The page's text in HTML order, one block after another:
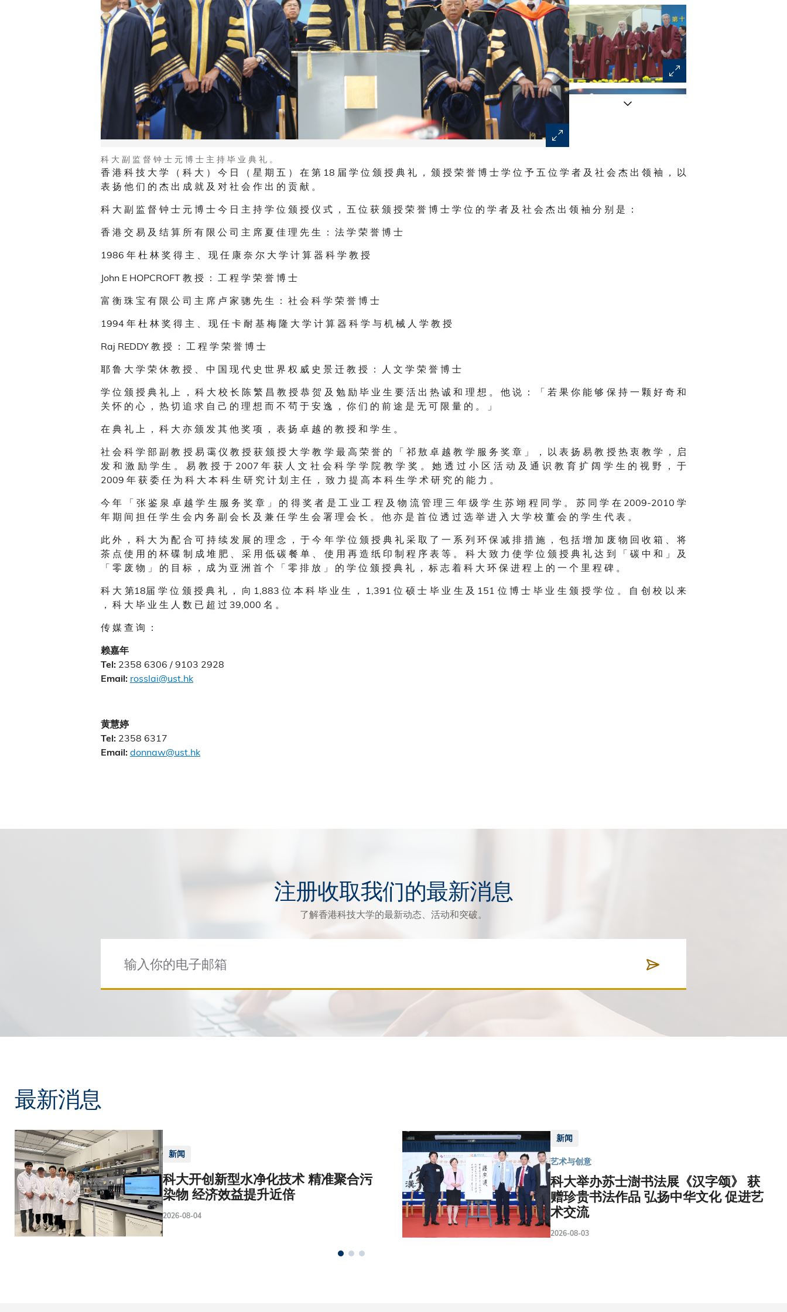
科 大 副 监 督 钟 士 元 博 士 主 持 毕 业 典 礼 。
香 港 科 技 大 学 （ 科 大 ） 今 日 （ 星 期 五 ） 在 第 18 届 学 位 颁 授 典 礼 ， 颁 授 荣 誉 博 士 学 位 予 五 位 学 者 及 社 会 杰 出 领 袖 ， 以
表 扬 他 们 的 杰 出 成 就 及 对 社 会 作 出 的 贡 献 。
科 大 副 监 督 钟 士 元 博 士 今 日 主 持 学 位 颁 授 仪 式 ， 五 位 获 颁 授 荣 誉 博 士 学 位 的 学 者 及 社 会 杰 出 领 袖 分 别 是 ：
香 港 交 易 及 结 算 所 有 限 公 司 主 席 夏 佳 理 先 生 ： 法 学 荣 誉 博 士
1986 年 杜 林 奖 得 主 、 现 任 康 奈 尔 大 学 计 算 器 科 学 教 授
John E HOPCROFT 教 授 ： 工 程 学 荣 誉 博 士
富 衡 珠 宝 有 限 公 司 主 席 卢 家 骢 先 生 ： 社 会 科 学 荣 誉 博 士
1994 年 杜 林 奖 得 主 、 现 任 卡 耐 基 梅 隆 大 学 计 算 器 科 学 与 机 械 人 学 教 授
Raj REDDY 教 授 ： 工 程 学 荣 誉 博 士
耶 鲁 大 学 荣 休 教 授 、 中 国 现 代 史 世 界 权 威 史 景 迁 教 授 ： 人 文 学 荣 誉 博 士
学 位 颁 授 典 礼 上 ， 科 大 校 长 陈 繁 昌 教 授 恭 贺 及 勉 励 毕 业 生 要 活 出 热 诚 和 理 想 。 他 说 ： 「 若 果 你 能 够 保 持 一 颗 好 奇 和
关 怀 的 心 ， 热 切 追 求 自 己 的 理 想 而 不 茍 于 安 逸 ， 你 们 的 前 途 是 无 可 限 量 的 。 」
在 典 礼 上 ， 科 大 亦 颁 发 其 他 奖 项 ， 表 扬 卓 越 的 教 授 和 学 生 。
社 会 科 学 部 副 教 授 易 霭 仪 教 授 获 颁 授 大 学 教 学 最 高 荣 誉 的 「 祁 敖 卓 越 教 学 服 务 奖 章 」 ， 以 表 扬 易 教 授 热 衷 教 学 ， 启
发 和 激 励 学 生 。 易 教 授 于 2007 年 获 人 文 社 会 科 学 学 院 教 学 奖 。 她 透 过 小 区 活 动 及 通 识 教 育 扩 阔 学 生 的 视 野 ， 于
2009 年 获 委 任 为 科 大 本 科 生 研 究 计 划 主 任 ， 致 力 提 高 本 科 生 学 术 研 究 的 能 力 。
今 年 「 张 鉴 泉 卓 越 学 生 服 务 奖 章 」 的 得 奖 者 是 工 业 工 程 及 物 流 管 理 三 年 级 学 生 苏 翊 程 同 学 。 苏 同 学 在 2009-2010 学
年 期 间 担 任 学 生 会 内 务 副 会 长 及 兼 任 学 生 会 署 理 会 长 。 他 亦 是 首 位 透 过 选 举 进 入 大 学 校 董 会 的 学 生 代 表 。
此 外 ， 科 大 为 配 合 可 持 续 发 展 的 理 念 ， 于 今 年 学 位 颁 授 典 礼 采 取 了 一 系 列 环 保 减 排 措 施 ， 包 括 增 加 废 物 回 收 箱 、 将
茶 点 使 用 的 杯 碟 制 成 堆 肥 、 采 用 低 碳 餐 单 、 使 用 再 造 纸 印 制 程 序 表 等 。 科 大 致 力 使 学 位 颁 授 典 礼 达 到 「 碳 中 和 」 及
「 零 废 物 」 的 目 标 ， 成 为 亚 洲 首 个 「 零 排 放 」 的 学 位 颁 授 典 礼 ， 标 志 着 科 大 环 保 进 程 上 的 一 个 里 程 碑 。
科 大 第18届 学 位 颁 授 典 礼 ， 向 1,883 位 本 科 毕 业 生 ， 1,391 位 硕 士 毕 业 生 及 151 位 博 士 毕 业 生 颁 授 学 位 。 自 创 校 以 来
， 科 大 毕 业 生 人 数 已 超 过 39,000 名 。
传 媒 查 询 ：
赖嘉年
Tel: 2358 6306 / 9103 2928
Email: rosslai@ust.hk
黄慧婷
Tel: 2358 6317
Email: donnaw@ust.hk
注册收取我们的最新消息
了解香港科技大学的最新动态、活动和突破。
最新消息
新闻
科大开创新型水净化技术 精准聚合污
染物 经济效益提升近倍
2026-08-04
新闻
艺术与创意
科大举办苏士澍书法展《汉字颂》 获
赠珍贵书法作品 弘扬中华文化 促进艺
术交流
2026-08-03